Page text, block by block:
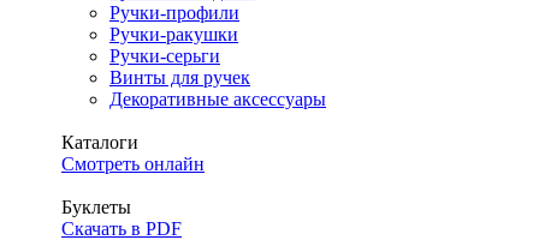
Ручки-профили
Ручки-ракушки
Ручки-серьги
Винты для ручек
Декоративные аксессуары
Каталоги
Смотреть онлайн
Буклеты
Скачать в PDF